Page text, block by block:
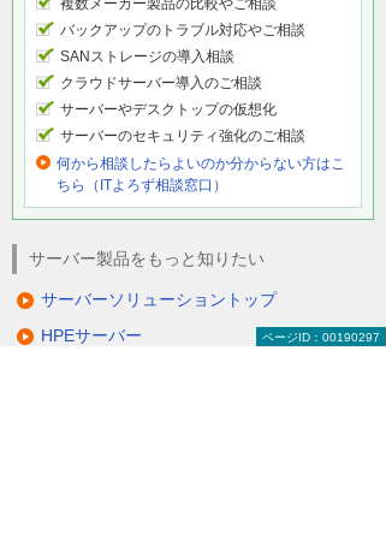
複数メーカー製品の比較やご相談
バックアップのトラブル対応やご相談
SANストレージの導入相談
クラウドサーバー導入のご相談
サーバーやデスクトップの仮想化
サーバーのセキュリティ強化のご相談
何から相談したらよいのか分からない方はこ
ちら（ITよろず相談窓口）
サーバー製品をもっと知りたい
サーバーソリューショントップ
HPEサーバー
ページID：00190297